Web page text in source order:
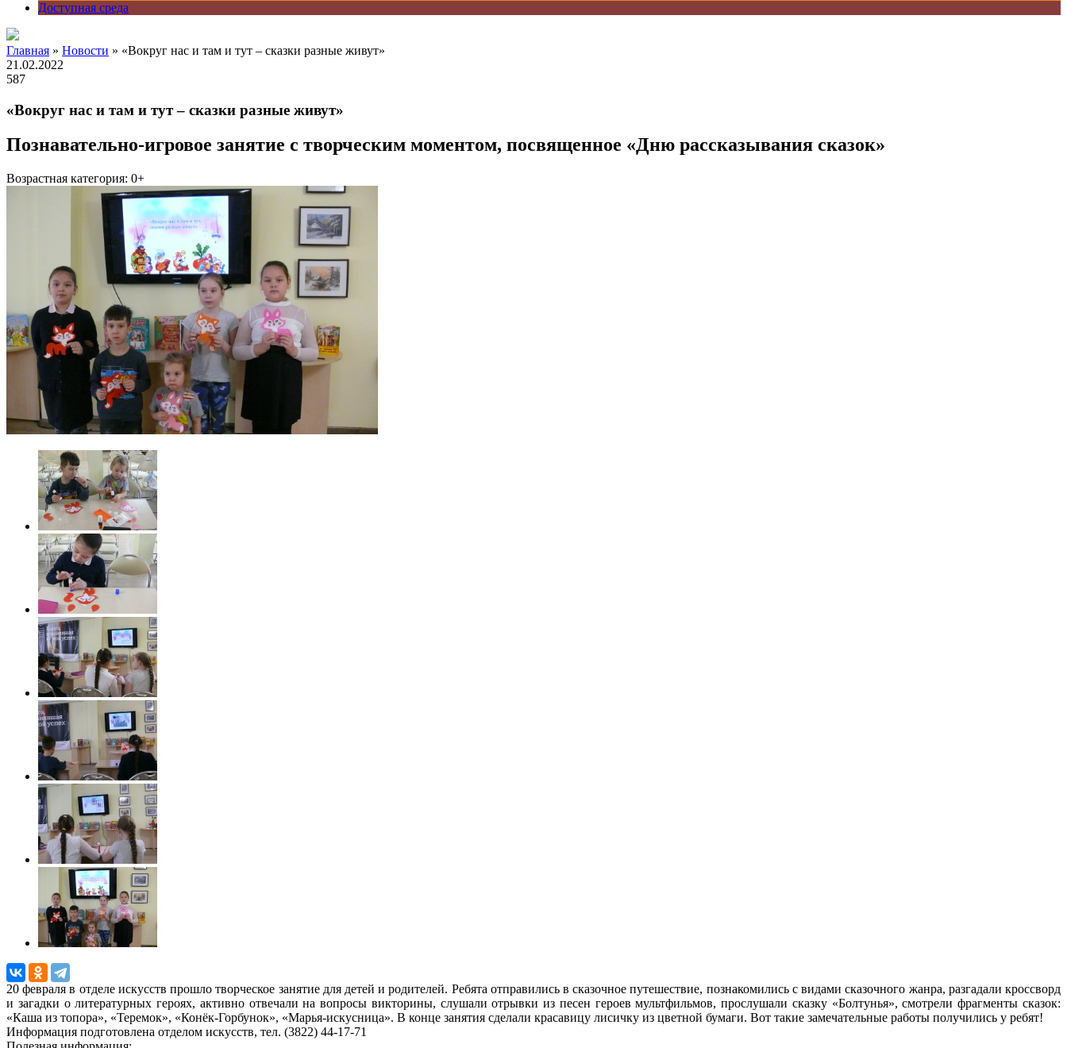
Доступная среда
Главная » Новости » «Вокруг нас и там и тут – сказки разные живут»
21.02.2022
587
«Вокруг нас и там и тут – сказки разные живут»
Познавательно-игровое занятие с творческим моментом, посвященное «Дню рассказывания сказок»
Возрастная категория: 0+
20 февраля в отделе искусств прошло творческое занятие для детей и родителей. Ребята отправились в сказочное путешествие, познакомились с видами сказочного жанра, разгадали кроссворд
и загадки о литературных героях, активно отвечали на вопросы викторины, слушали отрывки из песен героев мультфильмов, прослушали сказку «Болтунья», смотрели фрагменты сказок:
«Каша из топора», «Теремок», «Конёк-Горбунок», «Марья-искусница». В конце занятия сделали красавицу лисичку из цветной бумаги. Вот такие замечательные работы получились у ребят!
Информация подготовленa отделом искусств, тел. (3822) 44-17-71